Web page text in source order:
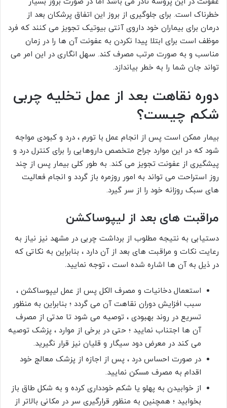
خطرناک است. برای جلوگیری از بروز این اتفاق پرشکان بعد از
درمان برای بیماران خود داروی آنتی بیوتیک تجویز می کنند که فرد
موظف است برای ابتلا پیدا نکردن به عفونت آن ها را در زمان
مناسب و به صورت مرتب مصرف کند. سهل انگاری در این امر می
تواند جان شما را به خطر بیاندازد.
دوره نقاهت بعد از عمل تخلیه چربی
شکم چیست؟
بیمار ممکن است پس از انجام عمل با تورم ، درد و کبودی مواجه
شود که در این موارد جراح متخصص داروهایی را برای کنترل درد و
پیشگیری از عفونت تجویز می کند. به طور کلی بیمار پس از چند
روز استراحت می تواند به امور روزمره باز گردد و انجام فعالیت
های سبک روزانه خود را از سر گیرد.
مراقبت های بعد از لیپوساکشن
دستیابی به نتیجه مطلوب از برداشت چربی در مشهد نیز نیاز به
رعایت نکات و مراقبت های بعد از آن دارد ، بنابراین به نکاتی که
در ذیل به آن ها اشاره شده است ، توجه نمایید.
استعمال دخانیات و مصرف الکل پس از عمل لیپوساکشن ،
سبب افزایش دوران نقاهت آن می گردد ؛ بنابراین به منظور
تسریع در روند بهبودی ، توصیه می شود تا مدتی از مصرف
آن ها اجتناب نمایید ؛ حتی در برخی از موارد ، پزشک توصیه
می کند در معرض دود سیگار و قلیان نیز قرار نگیرید.
در صورت احساس درد ، پس از اجازه از پزشک معالج خود
اقدام به مصرف مسکن نمایید.
از خوابیدن به پهلو یا شکم خودداری کرده و به شکل طاق باز
بخوابید ؛ همچنین به منظور قرارگیری سر در مکانی بالاتر از